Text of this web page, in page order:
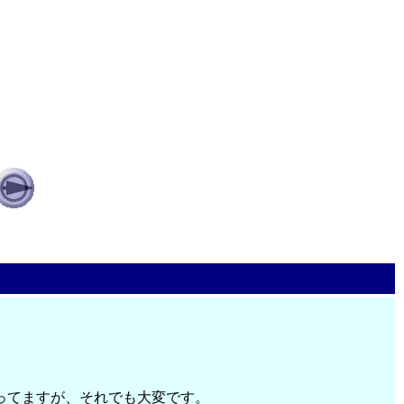
ますが、それでも大変です。